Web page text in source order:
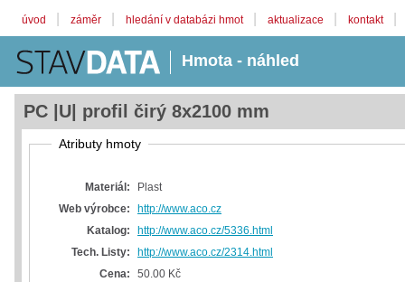
úvod záměr hledání v databázi hmot aktualizace kontakt
Hmota - náhled
PC |U| profil čirý 8x2100 mm
Atributy hmoty
Materiál:
Plast
Web výrobce:
http://www.aco.cz
Katalog:
http://www.aco.cz/5336.html
Tech. Listy:
http://www.aco.cz/2314.html
Cena:
50.00 Kč